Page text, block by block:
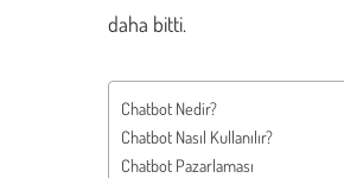
daha bitti.
Chatbot Nedir?
Chatbot Nasıl Kullanılır?
Chatbot Pazarlaması